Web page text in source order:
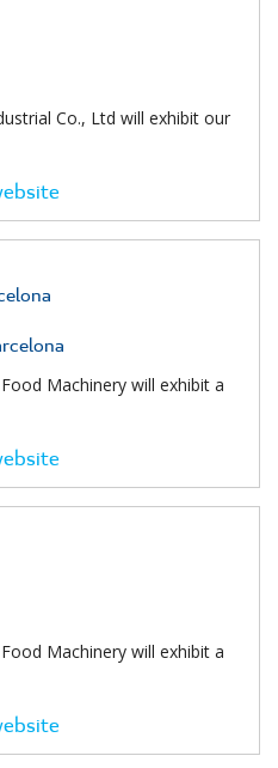
Co., Ltd will exhibit our
Machinery will exhibit a
Machinery will exhibit a